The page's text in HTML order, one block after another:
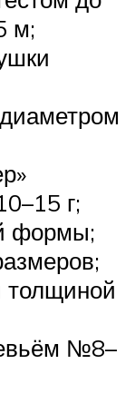
м;
г;
формы;
толщиной
№8–